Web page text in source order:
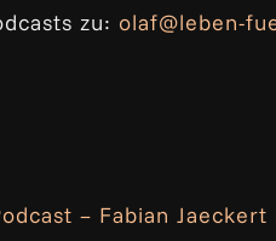
zu: olaf@leben-
– Fabian Jaeckert